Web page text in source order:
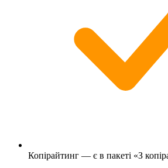
Копірайтинг — є в пакеті «З